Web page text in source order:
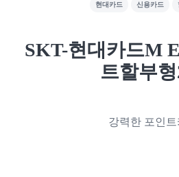
현대카드 신용카드
SKT-현대카드M
트할부
강력한 포인트